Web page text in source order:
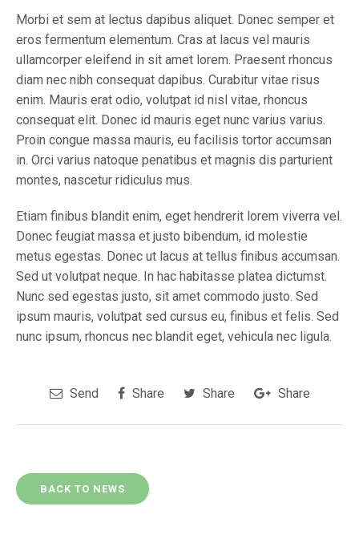
Morbi et sem at lectus dapibus aliquet. Donec semper et
eros fermentum elementum. Cras at lacus vel mauris
ullamcorper eleifend in sit amet lorem. Praesent rhoncus
diam nec nibh consequat dapibus. Curabitur vitae risus
enim. Mauris erat odio, volutpat id nisl vitae, rhoncus
consequat elit. Donec id mauris eget nunc varius varius.
Proin congue massa mauris, eu facilisis tortor accumsan
in. Orci varius natoque penatibus et magnis dis parturient
montes, nascetur ridiculus mus.
Etiam finibus blandit enim, eget hendrerit lorem viverra vel.
Donec feugiat massa et justo bibendum, id molestie
metus egestas. Donec ut lacus at tellus finibus accumsan.
Sed ut volutpat neque. In hac habitasse platea dictumst.
Nunc sed egestas justo, sit amet commodo justo. Sed
ipsum mauris, volutpat sed cursus eu, finibus et felis. Sed
nunc ipsum, rhoncus nec blandit eget, vehicula nec ligula.
Send Share Share Share
BACK TO NEWS